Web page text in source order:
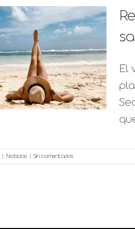
El
Noticias Sin comentarios